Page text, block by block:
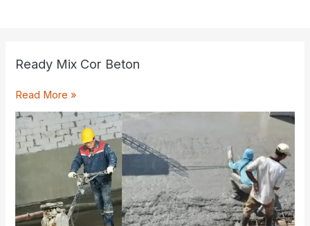
Ready Mix Cor Beton
Ready
Mix
Cor
Beton
Read More »